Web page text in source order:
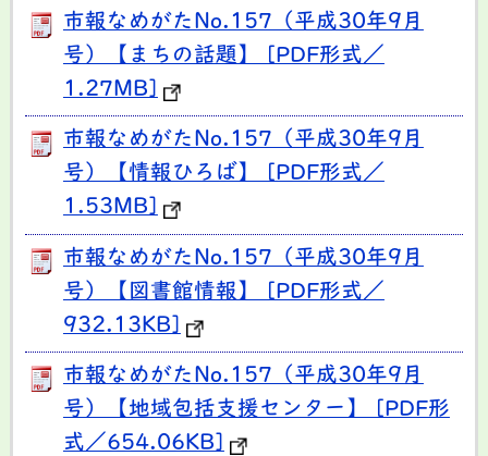
市報なめがたNo.157（平成30年9月
号）【まちの話題】 [PDF形式／
1.27MB]
市報なめがたNo.157（平成30年9月
号）【情報ひろば】 [PDF形式／
1.53MB]
市報なめがたNo.157（平成30年9月
号）【図書館情報】 [PDF形式／
932.13KB]
市報なめがたNo.157（平成30年9月
号）【地域包括支援センター】 [PDF形
式／654.06KB]